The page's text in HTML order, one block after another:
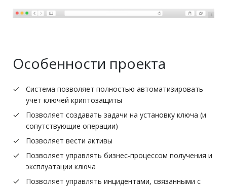
Особенности проекта
Система позволяет полностью автоматизировать
учет ключей криптозащиты
Позволяет создавать задачи на установку ключа (и
сопутствующие операции)
Позволяет вести активы
Позволяет управлять бизнес-процессом получения и
эксплуатации ключа
Позволяет управлять инцидентами, связанными с